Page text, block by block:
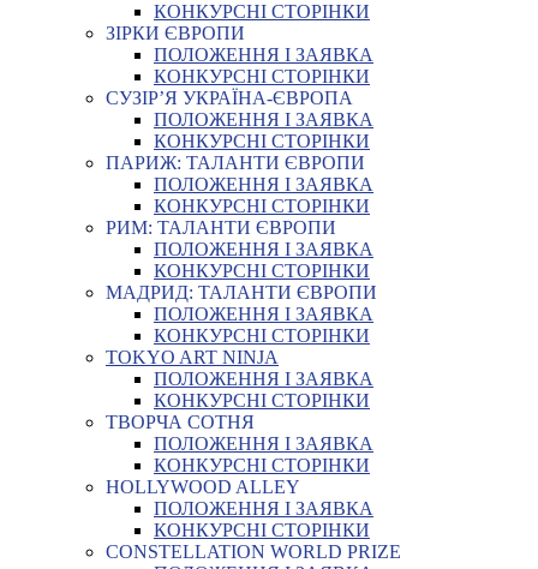
КОНКУРСНІ СТОРІНКИ
ЗІРКИ ЄВРОПИ
ПОЛОЖЕННЯ І ЗАЯВКА
КОНКУРСНІ СТОРІНКИ
СУЗІР’Я УКРАЇНА-ЄВРОПА
ПОЛОЖЕННЯ І ЗАЯВКА
КОНКУРСНІ СТОРІНКИ
ПАРИЖ: ТАЛАНТИ ЄВРОПИ
ПОЛОЖЕННЯ І ЗАЯВКА
КОНКУРСНІ СТОРІНКИ
РИМ: ТАЛАНТИ ЄВРОПИ
ПОЛОЖЕННЯ І ЗАЯВКА
КОНКУРСНІ СТОРІНКИ
МАДРИД: ТАЛАНТИ ЄВРОПИ
ПОЛОЖЕННЯ І ЗАЯВКА
КОНКУРСНІ СТОРІНКИ
TOKYO ART NINJA
ПОЛОЖЕННЯ І ЗАЯВКА
КОНКУРСНІ СТОРІНКИ
ТВОРЧА СОТНЯ
ПОЛОЖЕННЯ І ЗАЯВКА
КОНКУРСНІ СТОРІНКИ
HOLLYWOOD ALLEY
ПОЛОЖЕННЯ І ЗАЯВКА
КОНКУРСНІ СТОРІНКИ
CONSTELLATION WORLD PRIZE